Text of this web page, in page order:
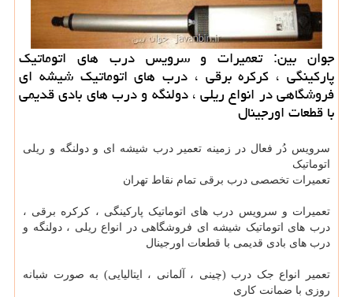
جوان بین: تعمیرات و سرویس درب های اتوماتیك
پاركینگی ، كركره برقی ، درب های اتوماتیك شیشه ای
فروشگاهی در انواع ریلی ، دولنگه و درب های بادی قدیمی
با قطعات اورجینال
سرویس دُر فعال در زمینه تعمیر درب شیشه ای و دولنگه و ریلی
اتوماتیک
تعمیرات تخصصی درب برقی تمام نقاط تهران
تعمیرات و سرویس درب های اتوماتیک پارکینگی ، کرکره برقی ،
درب های اتوماتیک شیشه ای فروشگاهی در انواع ریلی ، دولنگه و
درب های بادی قدیمی با قطعات اورجینال
تعمیر انواع جک درب (چینی ، آلمانی ، ایتالیایی) به صورت شبانه
روزی با ضمانت کاری